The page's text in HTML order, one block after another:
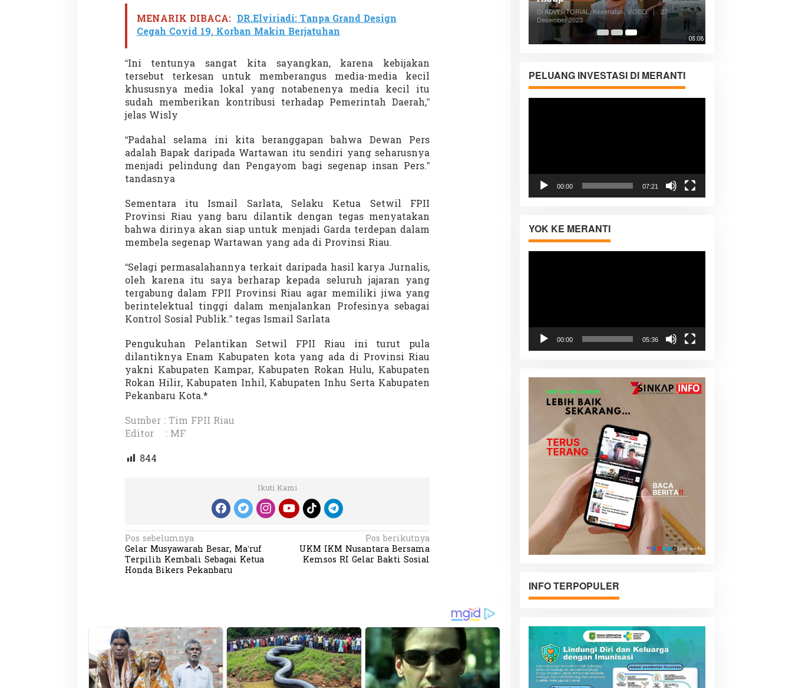
MENARIK DIBACA: DR.Elviriadi: Tanpa Grand Design
Cegah Covid 19, Korban Makin Berjatuhan
“Ini tentunya sangat kita sayangkan, karena kebijakan
tersebut terkesan untuk memberangus media-media kecil
khususnya media lokal yang notabenenya media kecil itu
sudah memberikan kontribusi terhadap Pemerintah Daerah,”
jelas Wisly
“Padahal selama ini kita beranggapan bahwa Dewan Pers
adalah Bapak daripada Wartawan itu sendiri yang seharusnya
menjadi pelindung dan Pengayom bagi segenap insan Pers.”
tandasnya
Sementara itu Ismail Sarlata, Selaku Ketua Setwil FPII
Provinsi Riau yang baru dilantik dengan tegas menyatakan
bahwa dirinya akan siap untuk menjadi Garda terdepan dalam
membela segenap Wartawan yang ada di Provinsi Riau.
“Selagi permasalahannya terkait daripada hasil karya Jurnalis,
oleh karena itu saya berharap kepada seluruh jajaran yang
tergabung dalam FPII Provinsi Riau agar memiliki jiwa yang
berintelektual tinggi dalam menjalankan Profesinya sebagai
Kontrol Sosial Publik.” tegas Ismail Sarlata
Pengukuhan Pelantikan Setwil FPII Riau ini turut pula
dilantiknya Enam Kabupaten kota yang ada di Provinsi Riau
yakni Kabupaten Kampar, Kabupaten Rokan Hulu, Kabupaten
Rokan Hilir, Kabupaten Inhil, Kabupaten Inhu Serta Kabupaten
Pekanbaru Kota.*
Sumber : Tim FPII Riau
Editor : MF
844
Ikuti Kami
N
a
v
a
s
i
p
Pos sebelumnya
Gelar Musyawarah Besar, Ma’ruf
Terpilih Kembali Sebagai Ketua
Honda Bikers Pekanbaru
Pos berikutnya
UKM IKM Nusantara Bersama
Kemsos RI Gelar Bakti Sosial
Diadakan di Nanjing
Di GLOBAL, VIDEO | 18 Januari 2024
2024
05:08
Di ADVERTORIAL, Kesehatan, VIDEO |
27
Desember 2023
PELUANG INVESTASI DI MERANTI
00:00 07:21
YOK KE MERANTI
00:00 05:36
INFO TERPOPULER